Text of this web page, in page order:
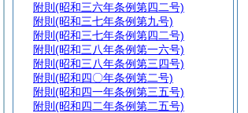
附則 (昭和三六年条例第四二号)
附則 (昭和三七年条例第九号)
附則 (昭和三七年条例第四二号)
附則 (昭和三八年条例第一六号)
附則 (昭和三八年条例第三四号)
附則 (昭和四〇年条例第二号)
附則 (昭和四一年条例第三五号)
附則 (昭和四二年条例第二五号)